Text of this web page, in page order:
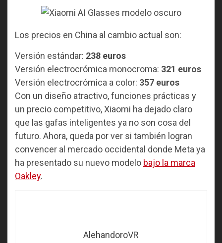
Los precios en China al cambio actual son:
Versión estándar: 238 euros
Versión electrocrómica monocroma: 321 euros
Versión electrocrómica a color: 357 euros
Con un diseño atractivo, funciones prácticas y
un precio competitivo, Xiaomi ha dejado claro
que las gafas inteligentes ya no son cosa del
futuro. Ahora, queda por ver si también logran
convencer al mercado occidental donde Meta ya
ha presentado su nuevo modelo bajo la marca
Oakley.
AlehandoroVR